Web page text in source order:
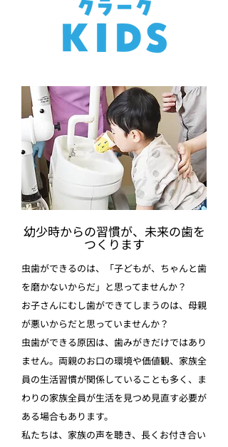
幼少時からの習慣が、未来の歯を
つくります
虫歯ができるのは、「子どもが、ちゃんと歯
を磨かないからだ」と思ってませんか？
お子さんにむし歯ができてしまうのは、母親
が悪いからだと思っていませんか？
虫歯ができる原因は、歯みがきだけではあり
ません。両親のお口の環境や価値観、家族全
員の生活習慣が関係していることも多く、ま
わりの家族全員が生活を見つめ見直す必要が
ある場合もあります。
私たちは、家族の声を聴き、長くお付き合い